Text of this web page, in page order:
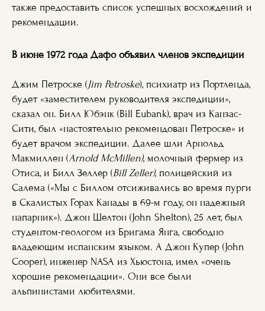
также предоставить список успешных восхождений и
рекомендации.
В июне 1972 года Дафо объявил членов экспедиции
Джим Петроске (Jim Petroske), психиатр из Портленда,
будет «заместителем руководителя экспедиции»,
сказал он. Билл Юбэнк (Bill Eubank), врач из Канзас-
Сити, был «настоятельно рекомендован Петроске» и
будет врачом экспедиции. Далее шли Арнольд
Макмиллен (Arnold McMillen), молочный фермер из
Отиса, и Билл Зеллер (Bill Zeller), полицейский из
Салема («Мы с Биллом отсиживались во время пурги
в Скалистых Горах Канады в 69-м году, он надежный
напарник»). Джон Шелтон (John Shelton), 25 лет, был
студентом-геологом из Бригама Янга, свободно
владеющим испанским языком. А Джон Купер (John
Cooper), инженер NASA из Хьюстона, имел «очень
хорошие рекомендации». Они все были
альпинистами любителями.